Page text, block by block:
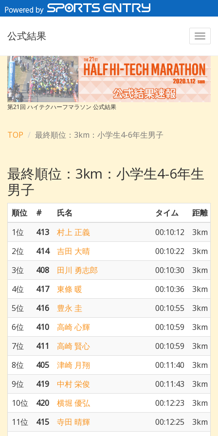
公式結果
第21回 ハイテクハーフマラソン 公式結果
TOP 最終順位：3km：小学生4-6年生男子
最終順位：3km：小学生4-6年生
男子
順位 # 氏名 タイム
距離
1位
413 村上 正義 00:10:12
3km
2位
414 吉田 大晴 00:10:22
3km
3位
408 田川 勇志郎 00:10:30
3km
4位
417 東條 暖 00:10:36
3km
5位
416 豊永 圭 00:10:55
3km
6位
410 高崎 心輝 00:10:59
3km
7位
411 高崎 賢心 00:10:59
3km
8位
405 津崎 月翔 00:11:40
3km
9位
419 中村 栄俊 00:11:43
3km
10位
420 横堀 優弘 00:12:23
3km
11位
415 寺田 晴輝 00:12:25
3km